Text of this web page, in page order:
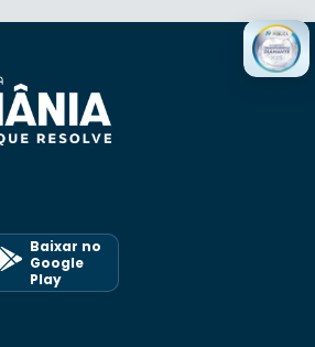
até a entrega dos bens ou
os processos de contratação
aprovação pelo Secretário
Saúde, nos termos da
IV – executar outras
da Comissão Especial de
Baixar no
Google
Play